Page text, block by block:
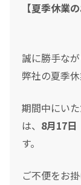
【夏季休業
誠に勝手なが
弊社の夏季
期間中にい
は、 8月17日
す。
ご不便をお